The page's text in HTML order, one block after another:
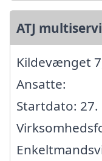
ATJ
Kildevænget
Ansatte:
Startdato: 27.